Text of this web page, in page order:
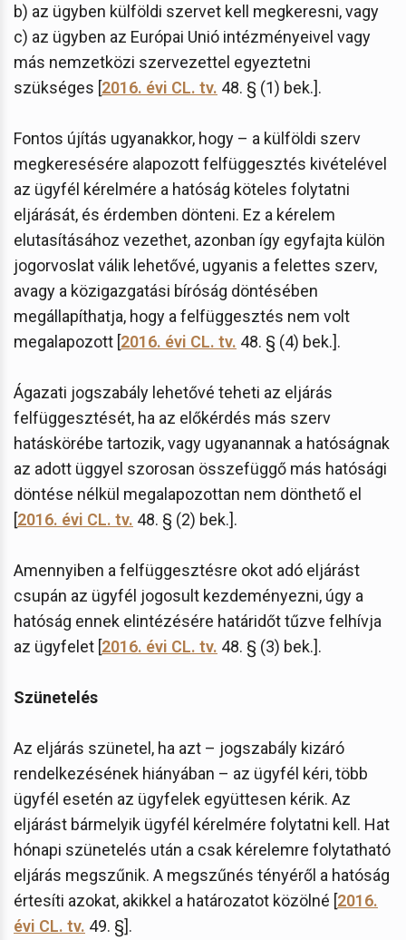
b) az ügyben külföldi szervet kell megkeresni, vagy
c) az ügyben az Európai Unió intézményeivel vagy
más nemzetközi szervezettel egyeztetni
szükséges [2016. évi CL. tv. 48. § (1) bek.].
Fontos újítás ugyanakkor, hogy – a külföldi szerv
megkeresésére alapozott felfüggesztés kivételével
az ügyfél kérelmére a hatóság köteles folytatni
eljárását, és érdemben dönteni. Ez a kérelem
elutasításához vezethet, azonban így egyfajta külön
jogorvoslat válik lehetővé, ugyanis a felettes szerv,
avagy a közigazgatási bíróság döntésében
megállapíthatja, hogy a felfüggesztés nem volt
megalapozott [2016. évi CL. tv. 48. § (4) bek.].
Ágazati jogszabály lehetővé teheti az eljárás
felfüggesztését, ha az előkérdés más szerv
hatáskörébe tartozik, vagy ugyanannak a hatóságnak
az adott üggyel szorosan összefüggő más hatósági
döntése nélkül megalapozottan nem dönthető el
[2016. évi CL. tv. 48. § (2) bek.].
Amennyiben a felfüggesztésre okot adó eljárást
csupán az ügyfél jogosult kezdeményezni, úgy a
hatóság ennek elintézésére határidőt tűzve felhívja
az ügyfelet [2016. évi CL. tv. 48. § (3) bek.].
Szünetelés
Az eljárás szünetel, ha azt – jogszabály kizáró
rendelkezésének hiányában – az ügyfél kéri, több
ügyfél esetén az ügyfelek együttesen kérik. Az
eljárást bármelyik ügyfél kérelmére folytatni kell. Hat
hónapi szünetelés után a csak kérelemre folytatható
eljárás megszűnik. A megszűnés tényéről a hatóság
értesíti azokat, akikkel a határozatot közölné [2016.
évi CL. tv. 49. §].